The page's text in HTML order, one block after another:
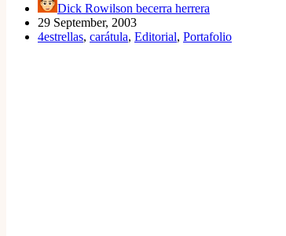
Dick Rowilson becerra herrera
29 September, 2003
4estrellas, carátula, Editorial, Portafolio